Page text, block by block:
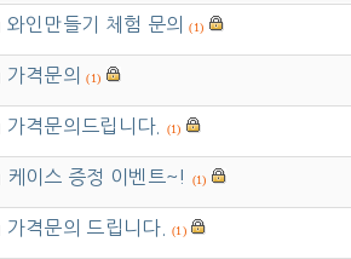
와인만들기 체험 문의 (1)
가격문의 (1)
가격문의드립니다. (1)
케이스 증정 이벤트~! (1)
가격문의 드립니다. (1)